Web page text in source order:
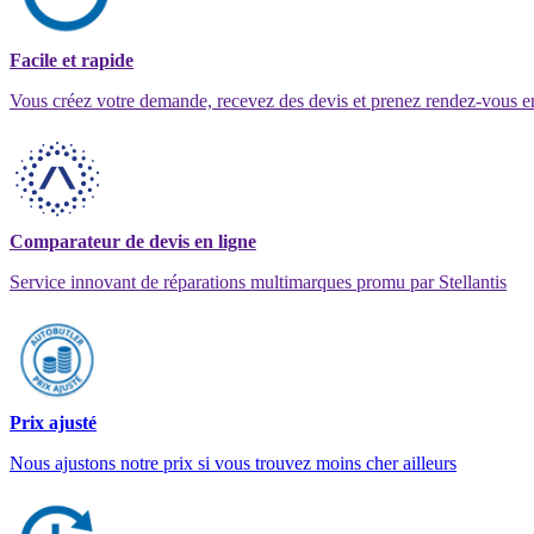
Facile et rapide
Vous créez votre demande, recevez des devis et prenez rendez-vous
Comparateur de devis en ligne
Service innovant de réparations multimarques promu par Stellantis
Prix ajusté
Nous ajustons notre prix si vous trouvez moins cher ailleurs